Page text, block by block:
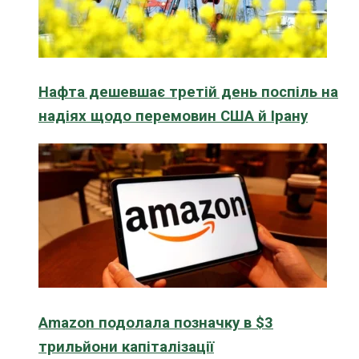
Нафта дешевшає третій день поспіль на
надіях щодо перемовин США й Ірану
Amazon подолала позначку в $3
трильйони капіталізації